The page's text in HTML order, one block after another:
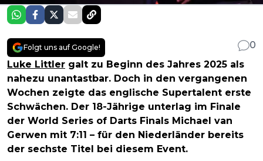
Folgt uns auf Google!
0
Luke Littler galt zu Beginn des Jahres 2025 als
nahezu unantastbar. Doch in den vergangenen
Wochen zeigte das englische Supertalent erste
Schwächen. Der 18-Jährige unterlag im Finale
der World Series of Darts Finals Michael van
Gerwen mit 7:11 – für den Niederländer bereits
der sechste Titel bei diesem Event.